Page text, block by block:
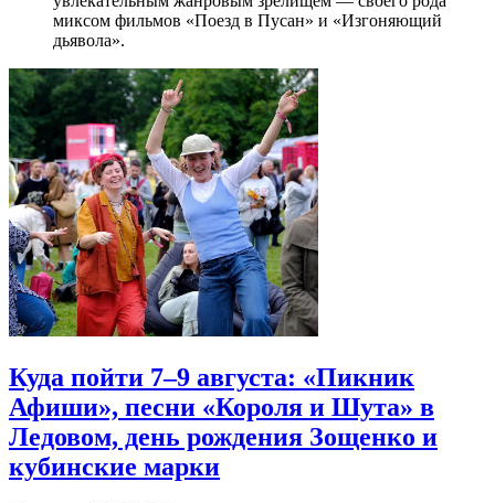
миксом фильмов «Поезд в Пусан» и «Изгоняющий
дьявола».
Куда пойти 7–9 августа: «Пикник
Афиши», песни «Короля и Шута» в
Ледовом, день рождения Зощенко и
кубинские марки